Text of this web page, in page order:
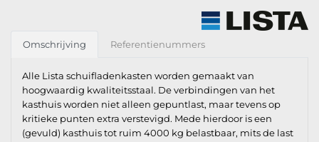
Omschrijving Referentienummers
Alle Lista schuifladenkasten worden gemaakt van
hoogwaardig kwaliteitsstaal. De verbindingen van het
kasthuis worden niet alleen gepuntlast, maar tevens op
kritieke punten extra verstevigd. Mede hierdoor is een
(gevuld) kasthuis tot ruim 4000 kg belastbaar, mits de last